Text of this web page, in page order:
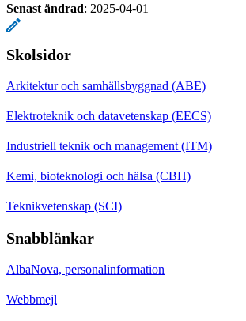
Senast ändrad: 2025-04-01
Skolsidor
Arkitektur och samhällsbyggnad (ABE)
Elektroteknik och datavetenskap (EECS)
Industriell teknik och management (ITM)
Kemi, bioteknologi och hälsa (CBH)
Teknikvetenskap (SCI)
Snabblänkar
AlbaNova, personalinformation
Webbmejl